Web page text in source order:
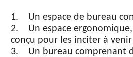
1. Un espace de bureau
2. Un espace
conçu pour les inciter à
3. Un bureau comprenant